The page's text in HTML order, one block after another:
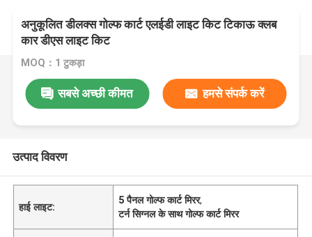
अनुकूलित डीलक्स गोल्फ कार्ट एलईडी लाइट किट टिकाऊ क्लब
कार डीएस लाइट किट
MOQ：1 टुकड़ा
सबसे अच्छी कीमत हमसे संपर्क करें
उत्पाद विवरण
हाई लाइट:
5 पैनल गोल्फ कार्ट मिरर,
टर्न सिग्नल के साथ गोल्फ कार्ट मिरर